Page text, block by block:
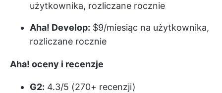
użytkownika, rozliczane rocznie
Aha! Develop: $9/miesiąc na użytkownika,
rozliczane rocznie
Aha! oceny i recenzje
G2: 4.3/5 (270+ recenzji)